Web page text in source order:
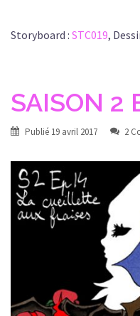
Storyboard : STC019,
SAISON 2
Publié 19 avril 2017 2